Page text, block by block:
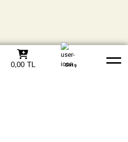
305 09 70 Whatsapp Yardım
0,00 TL Giriş